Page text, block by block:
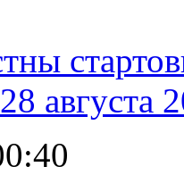
августа